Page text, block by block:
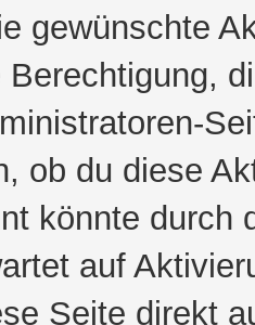
gewünschte
Berechtigung,
ob du diese
könnte durch
auf
Seite direkt